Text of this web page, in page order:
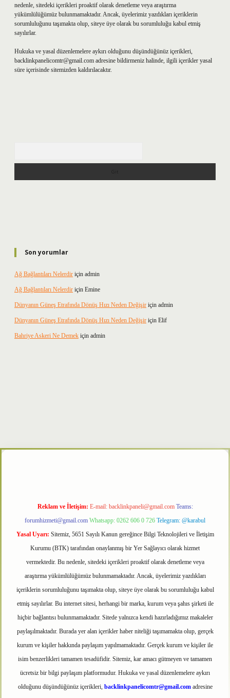
nedenle, sitedeki içerikleri proaktif olarak denetleme veya araştırma
yükümlülüğümüz bulunmamaktadır. Ancak, üyelerimiz yazdıkları içeriklerin
sorumluluğunu taşımakta olup, siteye üye olarak bu sorumluluğu kabul etmiş
sayılırlar.
Hukuka ve yasal düzenlemelere aykırı olduğunu düşündüğünüz içerikleri,
backlinkpanelicomtr@gmail.com adresine bildirmeniz halinde, ilgili içerikler yasal
süre içerisinde sitemizden kaldırılacaktır.
Son yorumlar
Ağ Bağlantıları Nelerdir için admin
Ağ Bağlantıları Nelerdir için Emine
Dünyanın Güneş Etrafında Dönüş Hızı Neden Değişir için admin
Dünyanın Güneş Etrafında Dönüş Hızı Neden Değişir için Elif
Bahriye Askeri Ne Demek için admin
Reklam ve İletişim: E-mail: backlinkpaneli@gmail.com Teams:
forumhizmeti@gmail.com Whatsapp: 0262 606 0 726 Telegram: @karabul
Yasal Uyarı: Sitemiz, 5651 Sayılı Kanun gereğince Bilgi Teknolojileri ve İletişim
Kurumu (BTK) tarafından onaylanmış bir Yer Sağlayıcı olarak hizmet
vermektedir. Bu nedenle, sitedeki içerikleri proaktif olarak denetleme veya
araştırma yükümlülüğümüz bulunmamaktadır. Ancak, üyelerimiz yazdıkları
içeriklerin sorumluluğunu taşımakta olup, siteye üye olarak bu sorumluluğu kabul
etmiş sayılırlar. Bu internet sitesi, herhangi bir marka, kurum veya şahıs şirketi ile
hiçbir bağlantısı bulunmamaktadır. Sitede yalnızca kendi hazırladığımız makaleler
paylaşılmaktadır. Burada yer alan içerikler haber niteliği taşımamakta olup, gerçek
kurum ve kişiler hakkında paylaşım yapılmamaktadır. Gerçek kurum ve kişiler ile
isim benzerlikleri tamamen tesadüfidir. Sitemiz, kar amacı gütmeyen ve tamamen
ücretsiz bir bilgi paylaşım platformudur. Hukuka ve yasal düzenlemelere aykırı
olduğunu düşündüğünüz içerikleri, backlinkpanelicomtr@gmail.comadresine